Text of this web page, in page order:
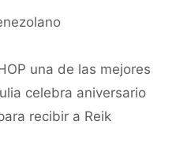
una de las mejores
celebra aniversario
recibir a Reik